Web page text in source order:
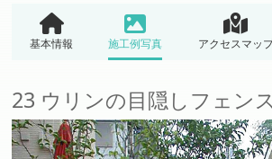
基本情報 施工例写真 アクセスマッ
23 ウリンの目隠しフェンス